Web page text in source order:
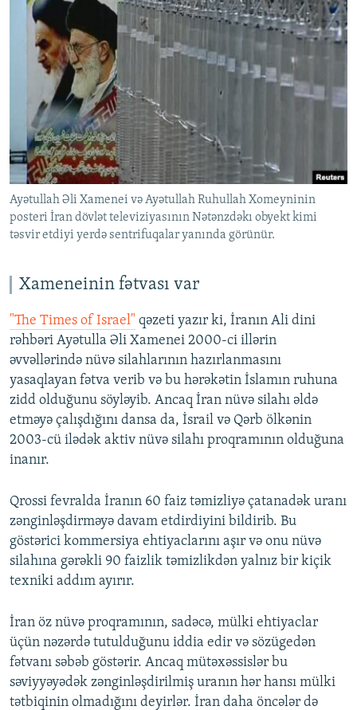
Ayətullah Əli Xamenei və Ayətullah Ruhullah Xomeyninin
posteri İran dövlət televiziyasının Nətənzdəkı obyekt kimi
təsvir etdiyi yerdə sentrifuqalar yanında görünür.
Xameneinin fətvası var
"The Times of Israel" qəzeti yazır ki, İranın Ali dini
rəhbəri Ayətulla Əli Xamenei 2000-ci illərin
əvvəllərində nüvə silahlarının hazırlanmasını
yasaqlayan fətva verib və bu hərəkətin İslamın ruhuna
zidd olduğunu söyləyib. Ancaq İran nüvə silahı əldə
etməyə çalışdığını dansa da, İsrail və Qərb ölkənin
2003-cü ilədək aktiv nüvə silahı proqramının olduğuna
inanır.
Qrossi fevralda İranın 60 faiz təmizliyə çatanadək uranı
zənginləşdirməyə davam etdirdiyini bildirib. Bu
göstərici kommersiya ehtiyaclarını aşır və onu nüvə
silahına gərəkli 90 faizlik təmizlikdən yalnız bir kiçik
texniki addım ayırır.
İran öz nüvə proqramının, sadəcə, mülki ehtiyaclar
üçün nəzərdə tutulduğunu iddia edir və sözügedən
fətvanı səbəb göstərir. Ancaq mütəxəssislər bu
səviyyəyədək zənginləşdirilmiş uranın hər hansı mülki
tətbiqinin olmadığını deyirlər. İran daha öncələr də